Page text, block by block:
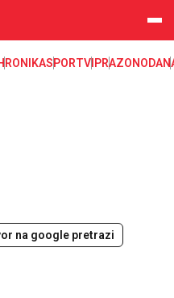
SPORTVIPRAZONODA
na google pretrazi